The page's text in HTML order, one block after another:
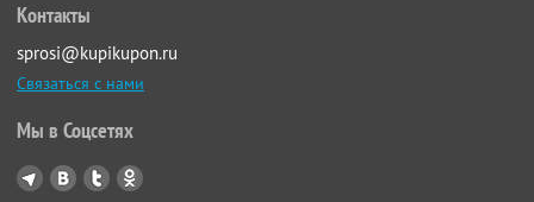
Контакты
sprosi@kupikupon.ru
Связаться с нами
Мы в Соцсетях